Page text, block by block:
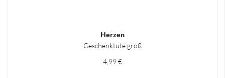
Herzen
Geschenktüte groß
4,99 €